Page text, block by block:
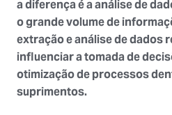
a diferença é a análise de
o grande volume de
extração e análise de dados
influenciar a tomada de
otimização de processos
suprimentos.